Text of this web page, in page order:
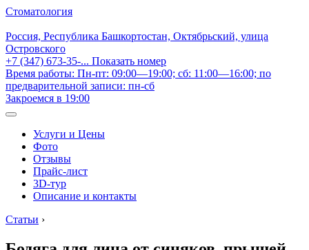
Стоматология
Россия, Республика Башкортостан, Октябрьский, улица
Островского
+7 (347) 673-35-... Показать номер
Время работы: Пн-пт: 09:00—19:00; сб: 11:00—16:00; по
предварительной записи: пн-сб
Закроемся в 19:00
Услуги и Цены
Фото
Отзывы
Прайс-лист
3D-тур
Описание и контакты
Статьи ›